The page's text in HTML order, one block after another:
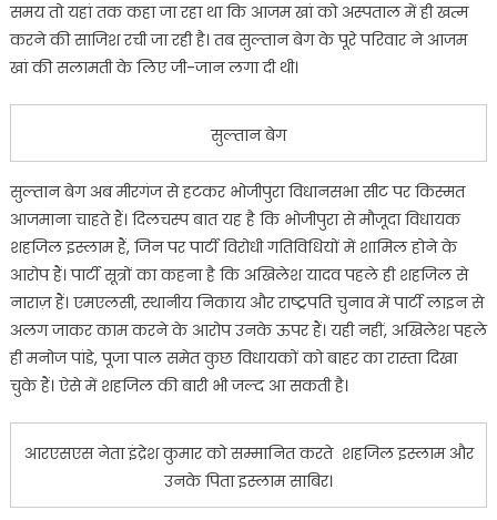
समय तो यहां तक कहा जा रहा था कि आजम खां को अस्पताल में ही खत्म
करने की साजिश रची जा रही है। तब सुल्तान बेग के पूरे परिवार ने आजम
खां की सलामती के लिए जी-जान लगा दी थी।
सुल्तान बेग
सुल्तान बेग अब मीरगंज से हटकर भोजीपुरा विधानसभा सीट पर किस्मत
आजमाना चाहते हैं। दिलचस्प बात यह है कि भोजीपुरा से मौजूदा विधायक
शहजिल इस्लाम हैं, जिन पर पार्टी विरोधी गतिविधियों में शामिल होने के
आरोप हैं। पार्टी सूत्रों का कहना है कि अखिलेश यादव पहले ही शहजिल से
नाराज़ हैं। एमएलसी, स्थानीय निकाय और राष्ट्रपति चुनाव में पार्टी लाइन से
अलग जाकर काम करने के आरोप उनके ऊपर हैं। यही नहीं, अखिलेश पहले
ही मनोज पांडे, पूजा पाल समेत कुछ विधायकों को बाहर का रास्ता दिखा
चुके हैं। ऐसे में शहजिल की बारी भी जल्द आ सकती है।
आरएसएस नेता इंद्रेश कुमार को सम्मानित करते शहजिल इस्लाम और
उनके पिता इस्लाम साबिर।